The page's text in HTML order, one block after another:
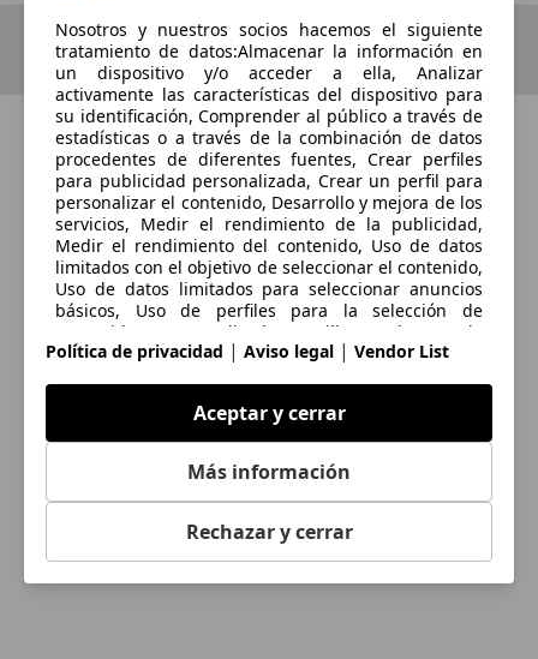
Nosotros y nuestros socios hacemos el siguiente
tratamiento de datos:Almacenar la información en
un dispositivo y/o acceder a ella, Analizar
activamente las características del dispositivo para
su identificación, Comprender al público a través de
estadísticas o a través de la combinación de datos
procedentes de diferentes fuentes, Crear perfiles
para publicidad personalizada, Crear un perfil para
personalizar el contenido, Desarrollo y mejora de los
servicios, Medir el rendimiento de la publicidad,
Medir el rendimiento del contenido, Uso de datos
limitados con el objetivo de seleccionar el contenido,
Uso de datos limitados para seleccionar anuncios
básicos, Uso de perfiles para la selección de
contenido personalizado, Utilizar datos de
localización geográfica precisa, Utilizar perfiles para
Las cookies, los identificadores de dispositivos o los
identificadores online de similares características (p.
ej., los identificadores basados en inicio de sesión,
los identificadores asignados aleatoriamente, los
identificadores basados en la red), junto con otra
información (p. ej., la información y el tipo del
navegador, el idioma, el tamaño de la pantalla, las
tecnologías compatibles, etc.), pueden almacenarse
o leerse en tu dispositivo a fin de reconocerlo
Política de privacidad | Aviso legal | Vendor List
Aceptar y cerrar
Más información
Rechazar y cerrar